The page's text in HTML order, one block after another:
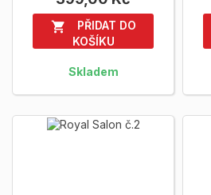

PŘIDAT DO
KOŠÍKU
Skladem